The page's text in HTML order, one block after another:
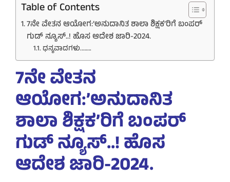
Table of Contents
7ನೇ ವೇತನ ಆಯೋಗ:’ಅನುದಾನಿತ ಶಾಲಾ ಶಿಕ್ಷಕ’ರಿಗೆ ಬಂಪರ್
ಗುಡ್ ನ್ಯೂಸ್..! ಹೊಸ ಆದೇಶ ಜಾರಿ-2024.
ಧನ್ಯವಾದಗಳು.…….
7ನೇವೇತನ
ಆಯೋಗ:’ಅನುದಾನಿತ
ಶಾಲಾ ಶಿಕ್ಷಕ’ರಿಗೆ ಬಂಪರ್
ಗುಡ್ ನ್ಯೂಸ್..! ಹೊಸ
ಆದೇಶ ಜಾರಿ-2024.